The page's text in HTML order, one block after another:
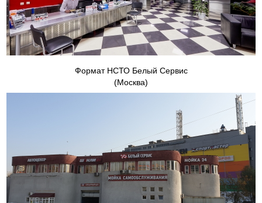
Формат НСТО Белый Сервис
(Москва)